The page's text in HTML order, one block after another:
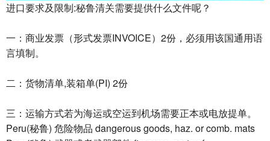
进口要求及限制:秘鲁清关需要提供什么文件呢？
一：商业发票（形式发票INVOICE）2份，必须用该国通用语
言填制。
二：货物清单,装箱单(PI) 2份
三：运输方式若为海运或空运到机场需要正本或电放提单。
Peru(秘鲁) 危险物品 dangerous goods, haz. or comb. mats